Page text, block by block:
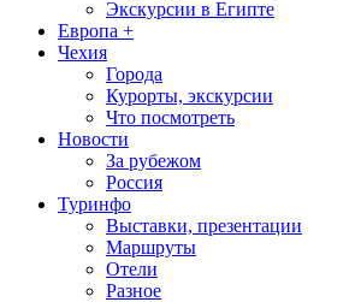
Экскурсии в Египте
Европа +
Чехия
Города
Курорты, экскурсии
Что посмотреть
Новости
За рубежом
Россия
Туринфо
Выставки, презентации
Маршруты
Отели
Разное